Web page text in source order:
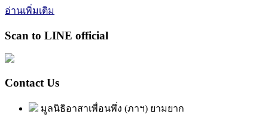
อ่านเพิ่มเติม
Scan to LINE official
Contact Us
มูลนิธิอาสาเพื่อนพึ่ง (ภาฯ) ยามยาก